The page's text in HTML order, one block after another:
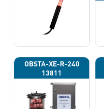
OBSTA-XE-R-240
13811